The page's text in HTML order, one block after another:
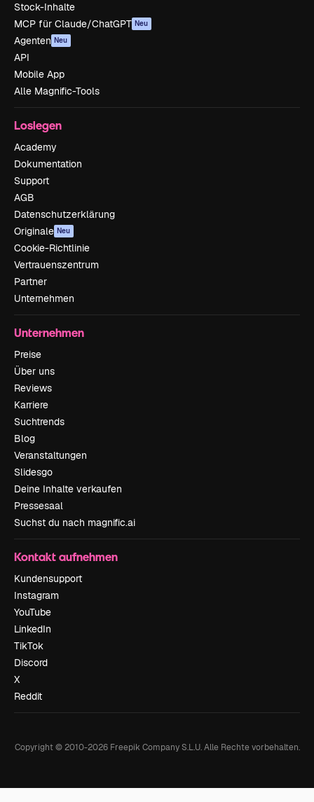
Stock-Inhalte
MCP für Claude/ChatGPT Neu
Agenten Neu
API
Mobile App
Alle Magnific-Tools
Loslegen
Academy
Dokumentation
Support
AGB
Datenschutzerklärung
Originale Neu
Cookie-Richtlinie
Vertrauenszentrum
Partner
Unternehmen
Unternehmen
Preise
Über uns
Reviews
Karriere
Suchtrends
Blog
Veranstaltungen
Slidesgo
Deine Inhalte verkaufen
Pressesaal
Suchst du nach magnific.ai
Kontakt aufnehmen
Kundensupport
Instagram
YouTube
LinkedIn
TikTok
Discord
X
Reddit
Copyright © 2010-2026Freepik Company S.L.U. Alle Rechte vorbehalten.